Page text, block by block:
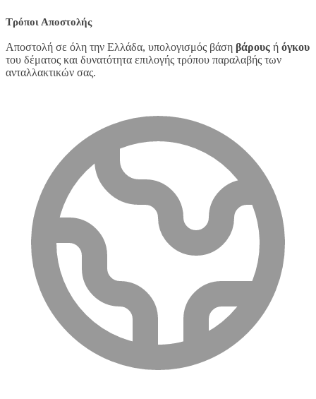
Τρόποι Αποστολής
Αποστολή σε όλη την Ελλάδα, υπολογισμός βάση βάρους ή όγκου
του δέματος και δυνατότητα επιλογής τρόπου παραλαβής των
ανταλλακτικών σας.